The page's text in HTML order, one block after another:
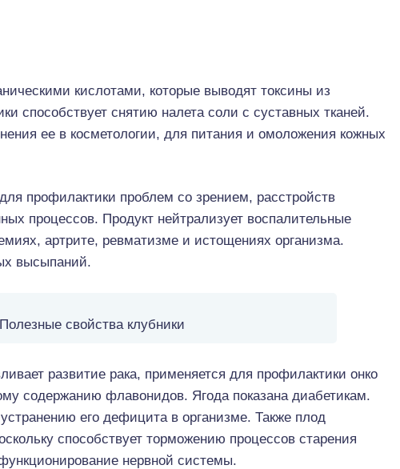
кислотами, которые выводят токсины из
способствует снятию налета соли с суставных тканей.
ее в косметологии, для питания и омоложения кожных
профилактики проблем со зрением, расстройств
процессов. Продукт нейтрализует воспалительные
артрите, ревматизме и истощениях организма.
высыпаний.
Полезные свойства клубники
развитие рака, применяется для профилактики онко
содержанию флавонидов. Ягода показана диабетикам.
его дефицита в организме. Также плод
способствует торможению процессов старения
нервной системы.